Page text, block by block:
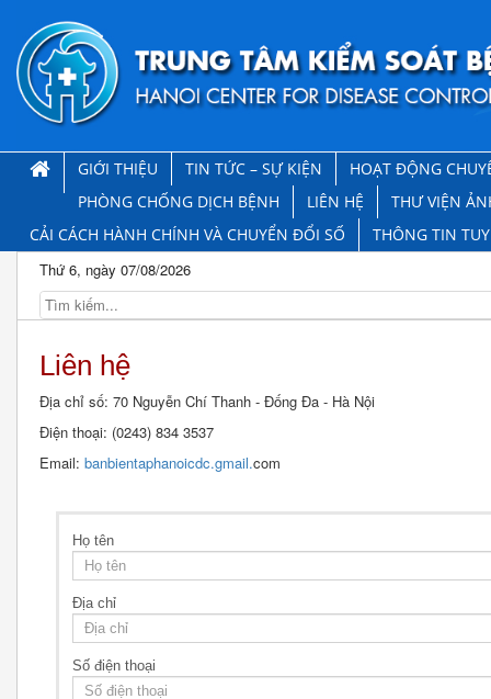
GIỚI THIỆU TIN TỨC – SỰ KIỆN
HOẠT ĐỘNG
PHÒNG CHỐNG DỊCH BỆNH
LIÊN HỆ
THƯ VIỆN
CẢI CÁCH HÀNH CHÍNH VÀ CHUYỂN ĐỔI SỐ
THÔNG TIN
Thứ 6, ngày 07/08/2026
Liên hệ
Địa chỉ số: 70 Nguyễn Chí Thanh - Đống Đa - Hà Nội
Điện thoại: (0243) 834 3537
Email: banbientaphanoicdc.gmail.com
Họ tên
Địa chỉ
Số điện thoại